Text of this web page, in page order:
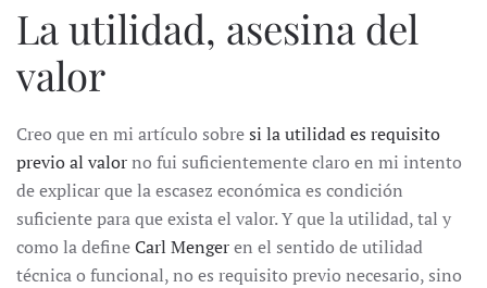
La utilidad, asesina del
valor
Creo que en mi artículo sobresi la utilidad es requisito
previo al valorno fui suficientemente claro en mi intento
de explicar que la escasez económica es condición
suficiente para que exista el valor. Y que la utilidad, tal y
como la defineCarl Mengeren el sentido de utilidad
técnica o funcional, no es requisito previo necesario, sino